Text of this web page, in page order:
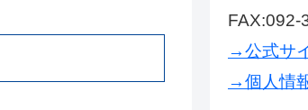
FAX:092-
→公式サ
→個人情